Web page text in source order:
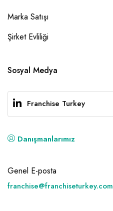
Marka Satışı
Şirket Evliliği
Sosyal Medya
Franchise Turkey
Danışmanlarımız
Genel E-posta
franchise@franchiseturkey.com